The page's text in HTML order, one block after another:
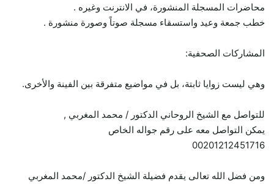
محاضرات المسجلة المنشورة، في الانترنت وغيره .
خطب جمعة وعيد واستسقاء مسجلة صوتاً وصورة منشورة .
المشاركات الصحفية:
وهي ليست زوايا ثابتة، بل في مواضيع متفرقة بين الفينة والأخرى.
للتواصل مع الشيخ الروحاني الدكتور / محمد المغربي ,
يمكن التواصل معه على رقم جواله الخاص
00201212451716
ومن فضل الله تعالى يقدم فضيلة الشيخ الدكتور /محمد المغربي